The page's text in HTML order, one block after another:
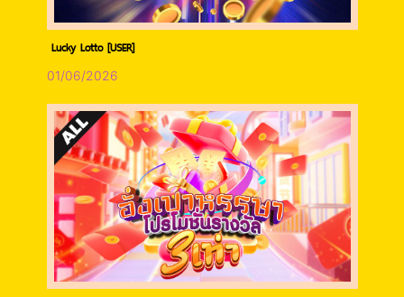
Lucky Lotto [USER]
01/06/2026